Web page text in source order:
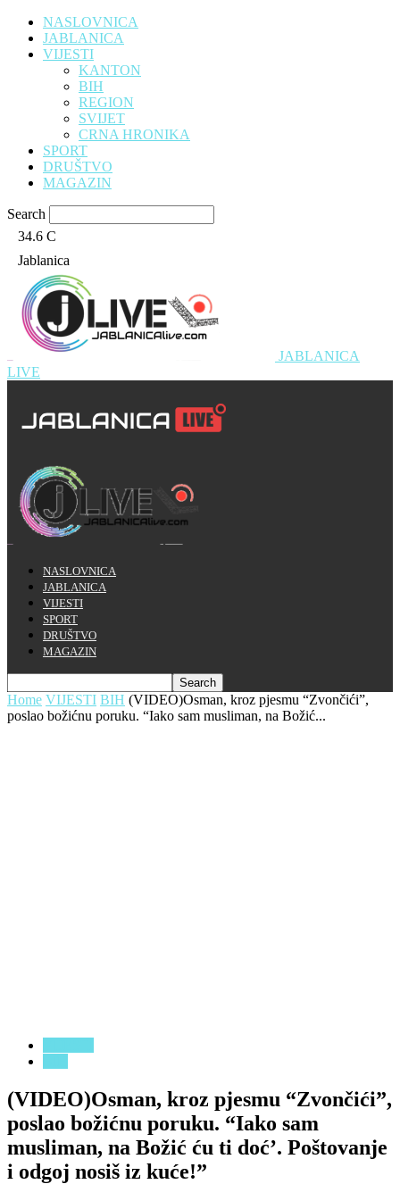
NASLOVNICA
JABLANICA
VIJESTI
KANTON
BIH
REGION
SVIJET
CRNA HRONIKA
SPORT
DRUŠTVO
MAGAZIN
Search
34.6 C
Jablanica
JABLANICA
LIVE
NASLOVNICA
JABLANICA
VIJESTI
SPORT
DRUŠTVO
MAGAZIN
Home VIJESTI BIH (VIDEO)Osman, kroz pjesmu “Zvončići”,
poslao božićnu poruku. “Iako sam musliman, na Božić...
(VIDEO)Osman, kroz pjesmu “Zvončići”,
poslao božićnu poruku. “Iako sam
musliman, na Božić ću ti doć’. Poštovanje
i odgoj nosiš iz kuće!”